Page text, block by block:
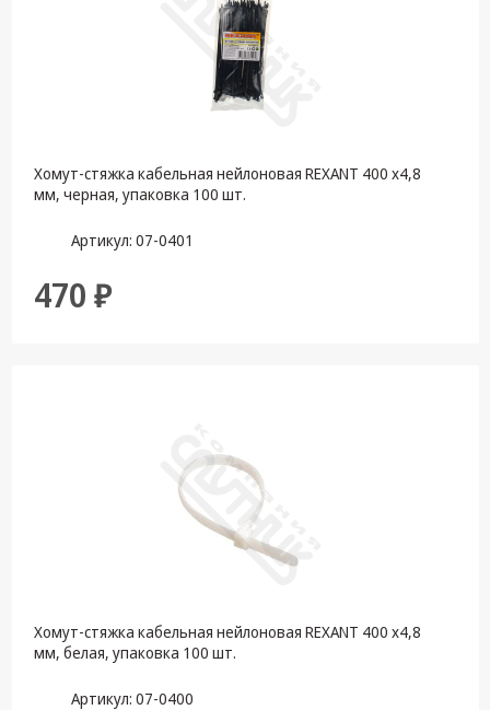
Хомут-стяжка кабельная нейлоновая REXANT 400 x4,8
мм, черная, упаковка 100 шт.
Артикул: 07-0401
470 ₽
Хомут-стяжка кабельная нейлоновая REXANT 400 x4,8
мм, белая, упаковка 100 шт.
Артикул: 07-0400